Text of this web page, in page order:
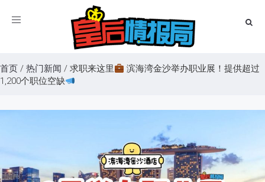
Toggle
首页 / 热门新闻 / 求职来这里
滨海湾金沙举办职业展！提供超过
1,200个职位空缺